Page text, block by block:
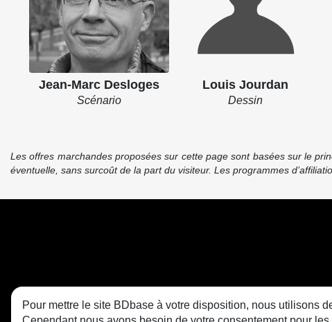
Jean-Marc Desloges
Scénario
Louis Jourdan
Dessin
Les offres marchandes proposées sur cette page sont basées sur le
éventuelle, sans surcoût de la part du visiteur. Les programmes
Pour mettre le site BDbase à votre disposition, nous utilisons